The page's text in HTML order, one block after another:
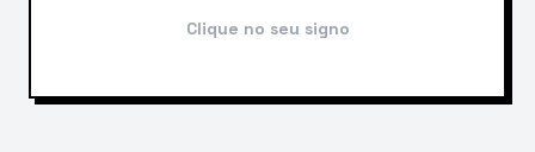
Clique no seu signo